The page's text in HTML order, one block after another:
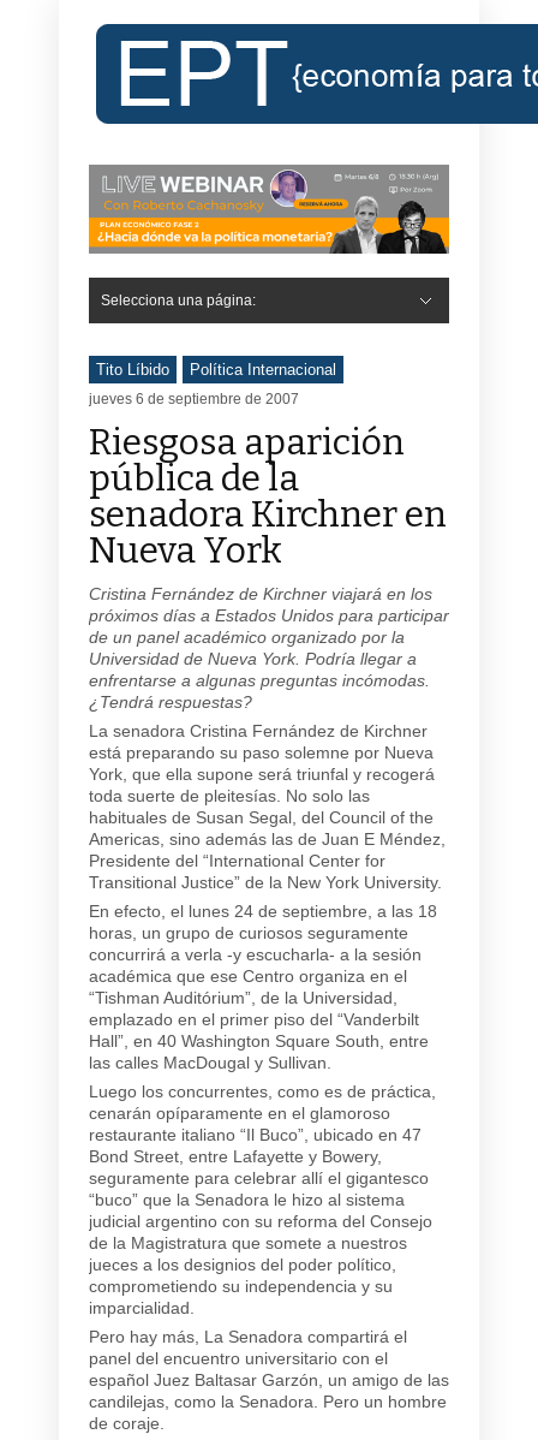
Selecciona una página:
Tito Líbido Política Internacional
jueves 6 de septiembre de 2007
Riesgosa aparición
pública de la
senadora Kirchner en
Nueva York
Cristina Fernández de Kirchner viajará en los
próximos días a Estados Unidos para participar
de un panel académico organizado por la
Universidad de Nueva York. Podría llegar a
enfrentarse a algunas preguntas incómodas.
¿Tendrá respuestas?
La senadora Cristina Fernández de Kirchner
está preparando su paso solemne por Nueva
York, que ella supone será triunfal y recogerá
toda suerte de pleitesías. No solo las
habituales de Susan Segal, del Council of the
Americas, sino además las de Juan E Méndez,
Presidente del “International Center for
Transitional Justice” de la New York University.
En efecto, el lunes 24 de septiembre, a las 18
horas, un grupo de curiosos seguramente
concurrirá a verla -y escucharla- a la sesión
académica que ese Centro organiza en el
“Tishman Auditórium”, de la Universidad,
emplazado en el primer piso del “Vanderbilt
Hall”, en 40 Washington Square South, entre
las calles MacDougal y Sullivan.
Luego los concurrentes, como es de práctica,
cenarán opíparamente en el glamoroso
restaurante italiano “Il Buco”, ubicado en 47
Bond Street, entre Lafayette y Bowery,
seguramente para celebrar allí el gigantesco
“buco” que la Senadora le hizo al sistema
judicial argentino con su reforma del Consejo
de la Magistratura que somete a nuestros
jueces a los designios del poder político,
comprometiendo su independencia y su
imparcialidad.
Pero hay más, La Senadora compartirá el
panel del encuentro universitario con el
español Juez Baltasar Garzón, un amigo de las
candilejas, como la Senadora. Pero un hombre
de coraje.